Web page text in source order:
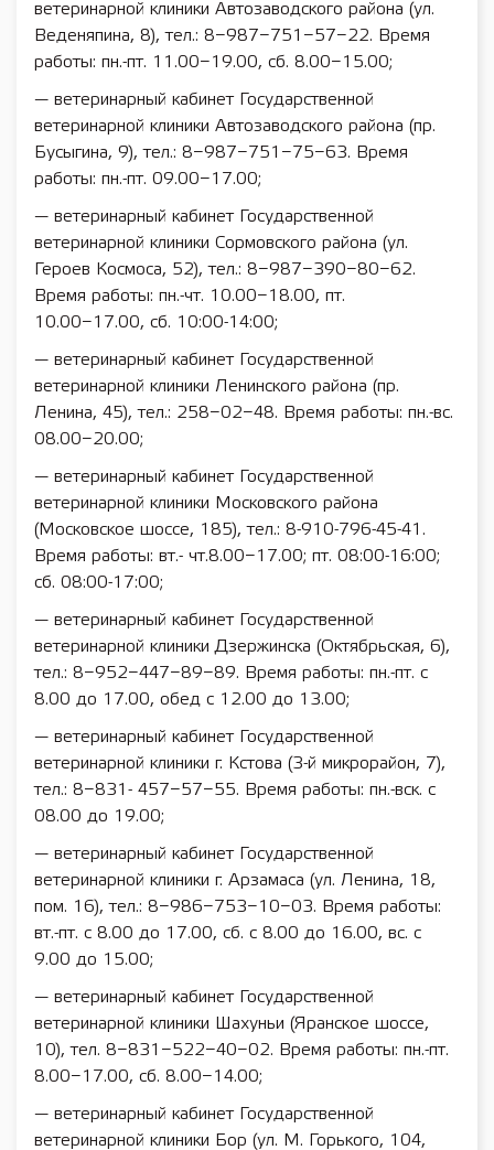
ветеринарной клиники Автозаводского района (ул.
Веденяпина, 8), тел.: 8−987−751−57−22. Время
работы: пн.-пт. 11.00−19.00, сб. 8.00−15.00;
— ветеринарный кабинет Государственной
ветеринарной клиники Автозаводского района (пр.
Бусыгина, 9), тел.: 8−987−751−75−63. Время
работы: пн.-пт. 09.00−17.00;
— ветеринарный кабинет Государственной
ветеринарной клиники Сормовского района (ул.
Героев Космоса, 52), тел.: 8−987−390−80−62.
Время работы: пн.-чт. 10.00−18.00, пт.
10.00−17.00, сб. 10:00-14:00;
— ветеринарный кабинет Государственной
ветеринарной клиники Ленинского района (пр.
Ленина, 45), тел.: 258−02−48. Время работы: пн.-вс.
08.00−20.00;
— ветеринарный кабинет Государственной
ветеринарной клиники Московского района
(Московское шоссе, 185), тел.: 8-910-796-45-41.
Время работы: вт.- чт.8.00−17.00; пт. 08:00-16:00;
сб. 08:00-17:00;
— ветеринарный кабинет Государственной
ветеринарной клиники Дзержинска (Октябрьская, 6),
тел.: 8−952−447−89−89. Время работы: пн.-пт. с
8.00 до 17.00, обед с 12.00 до 13.00;
— ветеринарный кабинет Государственной
ветеринарной клиники г. Кстова (3-й микрорайон, 7),
тел.: 8−831- 457−57−55. Время работы: пн.-вск. с
08.00 до 19.00;
— ветеринарный кабинет Государственной
ветеринарной клиники г. Арзамаса (ул. Ленина, 18,
пом. 16), тел.: 8−986−753−10−03. Время работы:
вт.-пт. с 8.00 до 17.00, сб. с 8.00 до 16.00, вс. с
9.00 до 15.00;
— ветеринарный кабинет Государственной
ветеринарной клиники Шахуньи (Яранское шоссе,
10), тел. 8−831−522−40−02. Время работы: пн.-пт.
8.00−17.00, сб. 8.00−14.00;
— ветеринарный кабинет Государственной
ветеринарной клиники Бор (ул. М. Горького, 104,